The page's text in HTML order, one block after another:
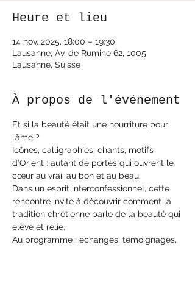
Heure et lieu
14 nov. 2025, 18:00 – 19:30
Lausanne, Av. de Rumine 62, 1005
Lausanne, Suisse
À propos de l'événement
Et si la beauté était une nourriture pour
l’âme ?
Icônes, calligraphies, chants, motifs
d’Orient : autant de portes qui ouvrent le
cœur au vrai, au bon et au beau.
Dans un esprit interconfessionnel, cette
rencontre invite à découvrir comment la
tradition chrétienne parle de la beauté qui
élève et relie.
Au programme : échanges, témoignages,